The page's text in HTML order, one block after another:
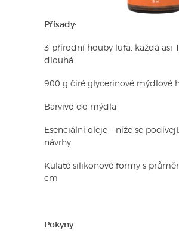
Přísady:
3 přírodní houby lufa, každá asi
dlouhá
900 g čiré glycerinové mýdlové
Barvivo do mýdla
Esenciální oleje – níže se
návrhy
Kulaté silikonové formy s
cm
Pokyny: